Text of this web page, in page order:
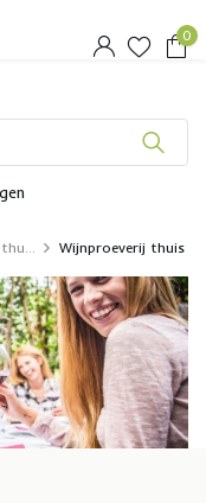
0
Wijnproeverij thuis